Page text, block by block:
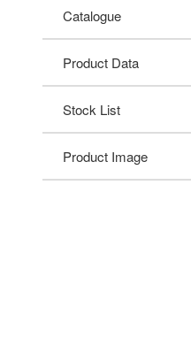
Catalogue
Product Data
Stock List
Product Image